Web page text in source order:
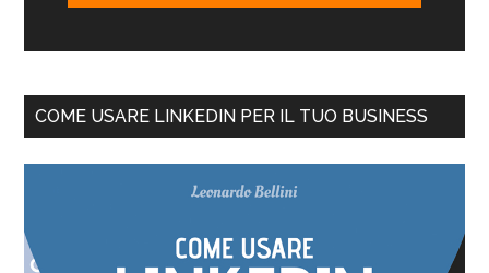
COME USARE LINKEDIN PER IL TUO BUSINESS